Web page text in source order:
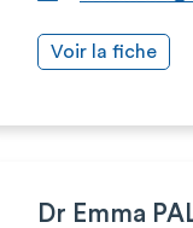
Voir la fiche
Dr Emma